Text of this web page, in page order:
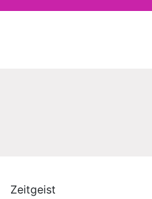
Zeitgeist